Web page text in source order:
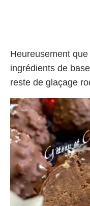
Heureusement
ingrédients de
reste de glaçage